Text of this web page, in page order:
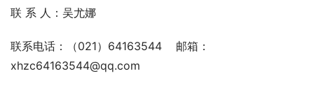
联 系 人：吴尤娜
联系电话：（021）64163544    邮箱：
xhzc64163544@qq.com